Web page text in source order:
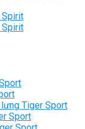
Spirit
Spirit
Tiger Sport
Sport